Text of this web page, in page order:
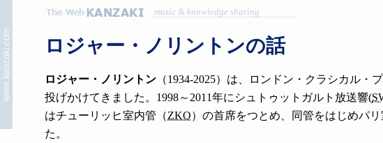
music & knowledge sharing
ロジャー・ノリントンの話
ロジャー・ノリントン （1934-2025）は、ロンドン・クラシカル
投げかけてきました。1998～2011年にシュトゥットガルト放送響(
はチューリッヒ室内管（ZKO）の首席をつとめ、同管をはじめパ
た。